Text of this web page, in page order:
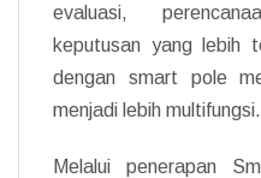
evaluasi,
keputusan yang lebih
dengan smart pole
menjadi lebih multifungsi.
Melalui penerapan